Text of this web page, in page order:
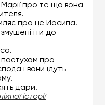
про те що вона
про це Йосипа.
іти до
про
і вони ідуть
дари.
історії